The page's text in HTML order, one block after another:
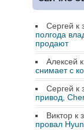
Сергей к
полгода
продают
Алексей
снимает с
Сергей к
привод,
Виктор к
провал